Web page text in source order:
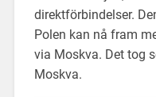
direktförbindelser.
Polen kan nå fram
via Moskva. Det tog
Moskva.